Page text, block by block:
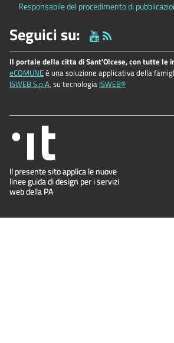
Responsabile del procedimento di
Seguici su:
Il portale della citta di Sant'Olcese, con tutte le
eCOMUNEè una soluzione applicativa della
ISWEB S.p.A. su tecnologia ISWEB®